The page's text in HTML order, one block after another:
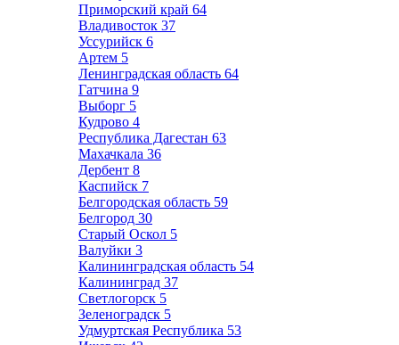
Приморский край 64
Владивосток 37
Уссурийск 6
Артем 5
Ленинградская область 64
Гатчина 9
Выборг 5
Кудрово 4
Республика Дагестан 63
Махачкала 36
Дербент 8
Каспийск 7
Белгородская область 59
Белгород 30
Старый Оскол 5
Валуйки 3
Калининградская область 54
Калининград 37
Светлогорск 5
Зеленоградск 5
Удмуртская Республика 53